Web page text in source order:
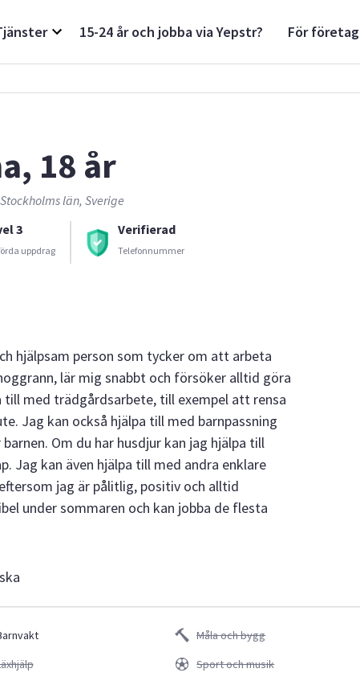
15-24 år och jobba via Yepstr? För företag
18 år
län, Sverige
3
uppdrag
Verifierad
Telefonnummer
hjälpsam person som tycker om att arbeta
lär mig snabbt och försöker alltid göra
med trädgårdsarbete, till exempel att rensa
Jag kan också hjälpa till med barnpassning
Om du har husdjur kan jag hjälpa till
Jag kan även hjälpa till med andra enklare
jag är pålitlig, positiv och alltid
under sommaren och kan jobba de flesta
Måla och bygg
Sport och musik